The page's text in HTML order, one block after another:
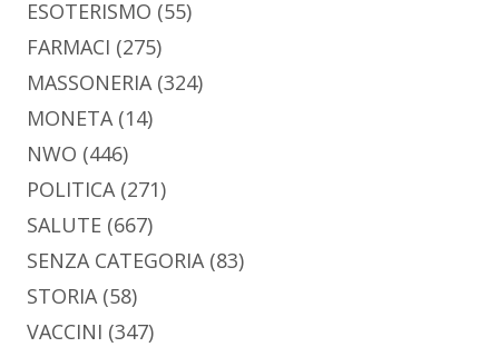
ESOTERISMO (55)
FARMACI (275)
MASSONERIA(324)
MONETA(14)
NWO (446)
POLITICA(271)
SALUTE (667)
SENZA CATEGORIA(83)
STORIA(58)
VACCINI (347)